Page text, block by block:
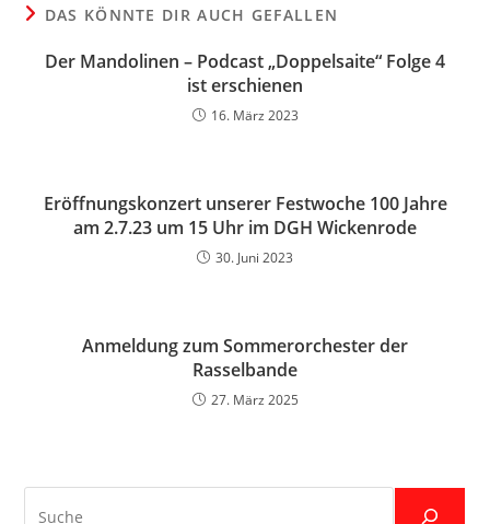
DAS KÖNNTE DIR AUCH GEFALLEN
Der Mandolinen – Podcast „Doppelsaite“ Folge 4
ist erschienen
16. März 2023
Eröffnungskonzert unserer Festwoche 100 Jahre
am 2.7.23 um 15 Uhr im DGH Wickenrode
30. Juni 2023
Anmeldung zum Sommerorchester der
Rasselbande
27. März 2025